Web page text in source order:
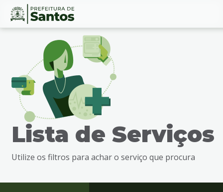
Ir
busca
Ir
Conteúdo
Lista de Serviços
Utilize os filtros para achar o serviço que procura